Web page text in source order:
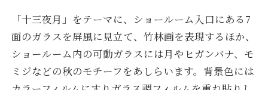
「十三夜月」をテーマに、ショールーム入口にある7
面のガラスを屏風に見立て、竹林画を表現するほか、
ショールーム内の可動ガラスには月やヒガンバナ、モ
ミジなどの秋のモチーフをあしらいます。背景色には